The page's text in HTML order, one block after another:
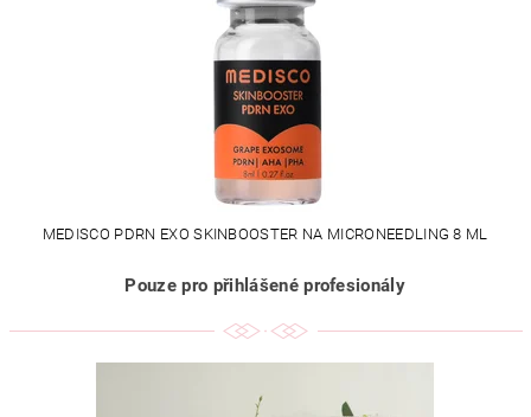
MEDISCO PDRN EXO SKINBOOSTER NA MICRONEEDLING 8 ML
Pouze pro přihlášené profesionály